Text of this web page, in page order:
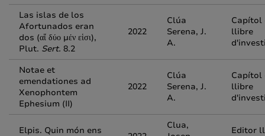
Las islas de los
Afortunados eran
dos (αἵ δύο μέν εἱσι),
Plut. Sert. 8.2
2022
Clúa
Serena, J.
A.
Capítol
llibre
Notae et
emendationes ad
Xenophontem
Ephesium (II)
2022
Clúa
Serena, J.
A.
Capítol
llibre
Elpis. Quin món ens
Clua,
Editor